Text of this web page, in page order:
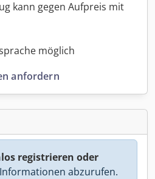
kann gegen Aufpreis mit
möglich
anfordern
registrieren oder
abzurufen.